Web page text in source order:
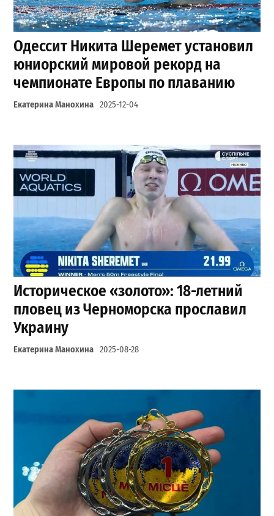
Одессит Никита Шеремет установил
юниорский мировой рекорд на
чемпионате Европы по плаванию
Екатерина Манохина 2025-12-04
Историческое «золото»: 18-летний
пловец из Черноморска прославил
Украину
Екатерина Манохина 2025-08-28